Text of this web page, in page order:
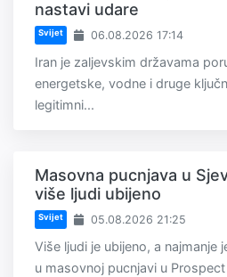
nastavi udare
Svijet 06.08.2026 17:14
Iran je zaljevskim državama
energetske, vodne i druge
legitimni...
Masovna pucnjava u
više ljudi ubijeno
Svijet 05.08.2026 21:25
Više ljudi je ubijeno, a najmanje
u masovnoj pucnjavi u Prospect